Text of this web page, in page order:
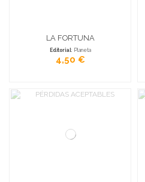
LA FORTUNA
Editorial: Planeta
4,50 €